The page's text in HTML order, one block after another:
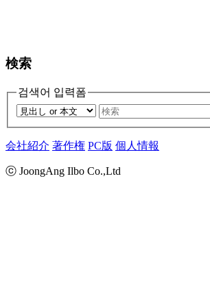
検索
검색어 입력폼
会社紹介 著作権 PC版 個人情報
ⓒ JoongAng Ilbo Co.,Ltd